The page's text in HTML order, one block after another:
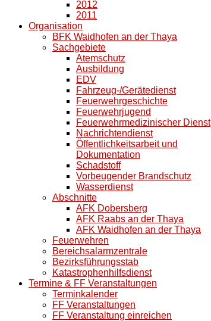
2012
2011
Organisation
BFK Waidhofen an der Thaya
Sachgebiete
Atemschutz
Ausbildung
EDV
Fahrzeug-/Gerätedienst
Feuerwehrgeschichte
Feuerwehrjugend
Feuerwehrmedizinischer Dienst
Nachrichtendienst
Öffentlichkeitsarbeit und
Dokumentation
Schadstoff
Vorbeugender Brandschutz
Wasserdienst
Abschnitte
AFK Dobersberg
AFK Raabs an der Thaya
AFK Waidhofen an der Thaya
Feuerwehren
Bereichsalarmzentrale
Bezirksführungsstab
Katastrophenhilfsdienst
Termine & FF Veranstaltungen
Terminkalender
FF Veranstaltungen
FF Veranstaltung einreichen